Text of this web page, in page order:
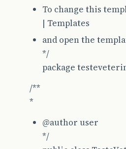
To change this
| Templates
and open the
*/
package
/**
*
@author user
*/